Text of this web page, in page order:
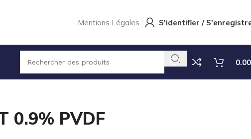
Mentions Légales S'identifier /
0.00
0.9% PVDF
0.9% PVDF